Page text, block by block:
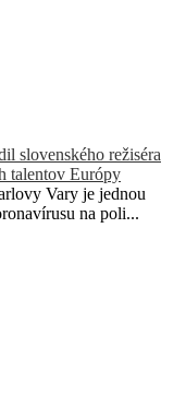
slovenského režiséra
talentov Európy
Vary je jednou
na poli...